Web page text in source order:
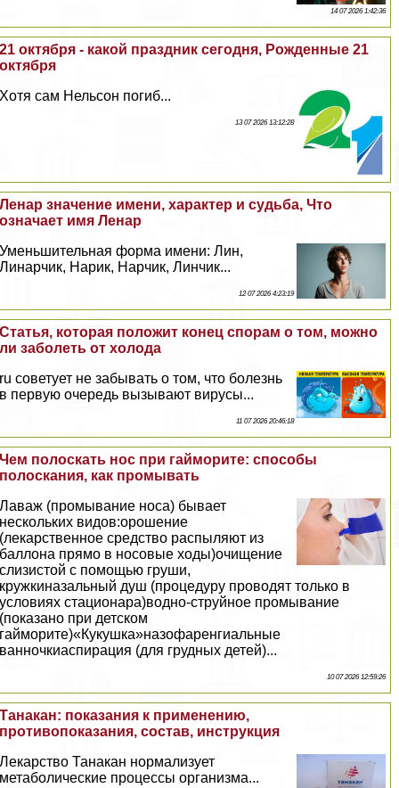
14 07 2026 1:42:36
21 октября - какой праздник сегодня, Рожденные 21
октября
Хотя сам Нельсон погиб...
13 07 2026 13:12:28
Ленар значение имени, хаpaктер и судьба, Что
означает имя Ленар
Уменьшительная форма имени: Лин,
Линарчик, Нарик, Нарчик, Линчик...
12 07 2026 4:23:19
Статья, которая положит конец спорам о том, можно
ли заболеть от холода
ru советует не забывать о том, что болезнь
в первую очередь вызывают вирусы...
11 07 2026 20:46:18
Чем полоскать нос при гайморите: способы
полоскания, как промывать
Лаваж (промывание носа) бывает
нескольких видов:орошение
(лекарственное средство распыляют из
баллона прямо в носовые ходы)очищение
слизистой с помощью груши,
кружкиназальный душ (процедуру проводят только в
условиях стационара)водно-струйное промывание
(показано при детском
гайморите)«Кукушка»назофаренгиальные
ванночкиаспирация (для грудных детей)...
10 07 2026 12:59:26
Танакан: показания к применению,
противопоказания, состав, инструкция
Лекарство Танакан нормализует
метаболические процессы организма...